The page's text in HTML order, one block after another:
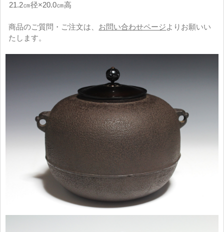
21.2㎝径×20.0㎝高
商品のご質問・ご注文は、 お問い合わせページよりお願いい
たします。